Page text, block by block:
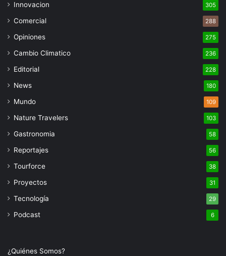
Innovacion 305
Comercial 288
Opiniones 275
Cambio Climatico 236
Editorial 228
News 180
Mundo 109
Nature Travelers 103
Gastronomia 58
Reportajes 56
Tourforce 38
Proyectos 31
Tecnología 29
Podcast 6
¿Quiénes Somos?